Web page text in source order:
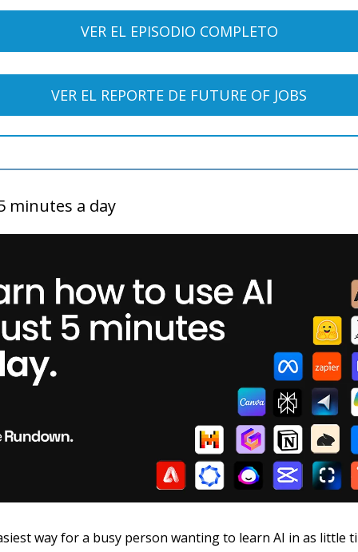
VER EL EPISODIO COMPLETO
VER EL REPORTE DE FUTURE OF JOBS
minutes a day
way for a busy person wanting to learn AI in as little